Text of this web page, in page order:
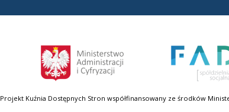
Projekt Kuźnia Dostępnych Stron współfinansowany ze środków